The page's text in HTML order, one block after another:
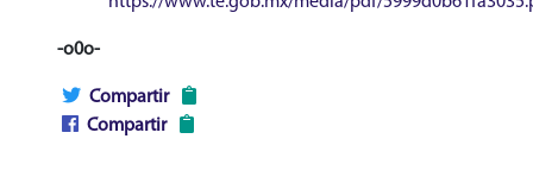
-o0o-
Compartir
Compartir